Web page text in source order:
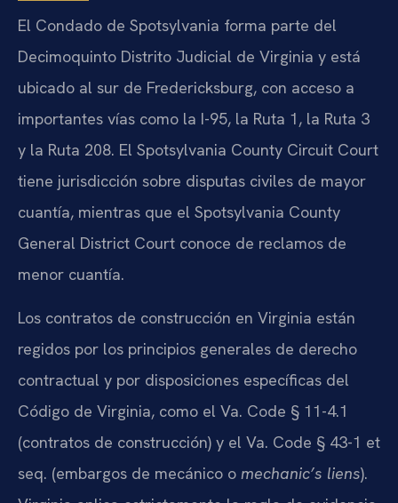
El Condado de Spotsylvania forma parte del
Decimoquinto Distrito Judicial de Virginia y está
ubicado al sur de Fredericksburg, con acceso a
importantes vías como la I-95, la Ruta 1, la Ruta 3
y la Ruta 208. El Spotsylvania County Circuit Court
tiene jurisdicción sobre disputas civiles de mayor
cuantía, mientras que el Spotsylvania County
General District Court conoce de reclamos de
menor cuantía.
Los contratos de construcción en Virginia están
regidos por los principios generales de derecho
contractual y por disposiciones específicas del
Código de Virginia, como el Va. Code § 11-4.1
(contratos de construcción) y el Va. Code § 43-1 et
seq. (embargos de mecánico o mechanic’s liens).